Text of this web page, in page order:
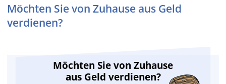
Möchten Sie von Zuhause aus Geld
verdienen?
Möchten Sie von Zuhause
aus Geld verdienen?